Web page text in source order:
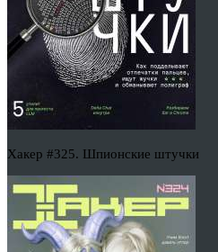
Хакер #325. Шпионские штучки